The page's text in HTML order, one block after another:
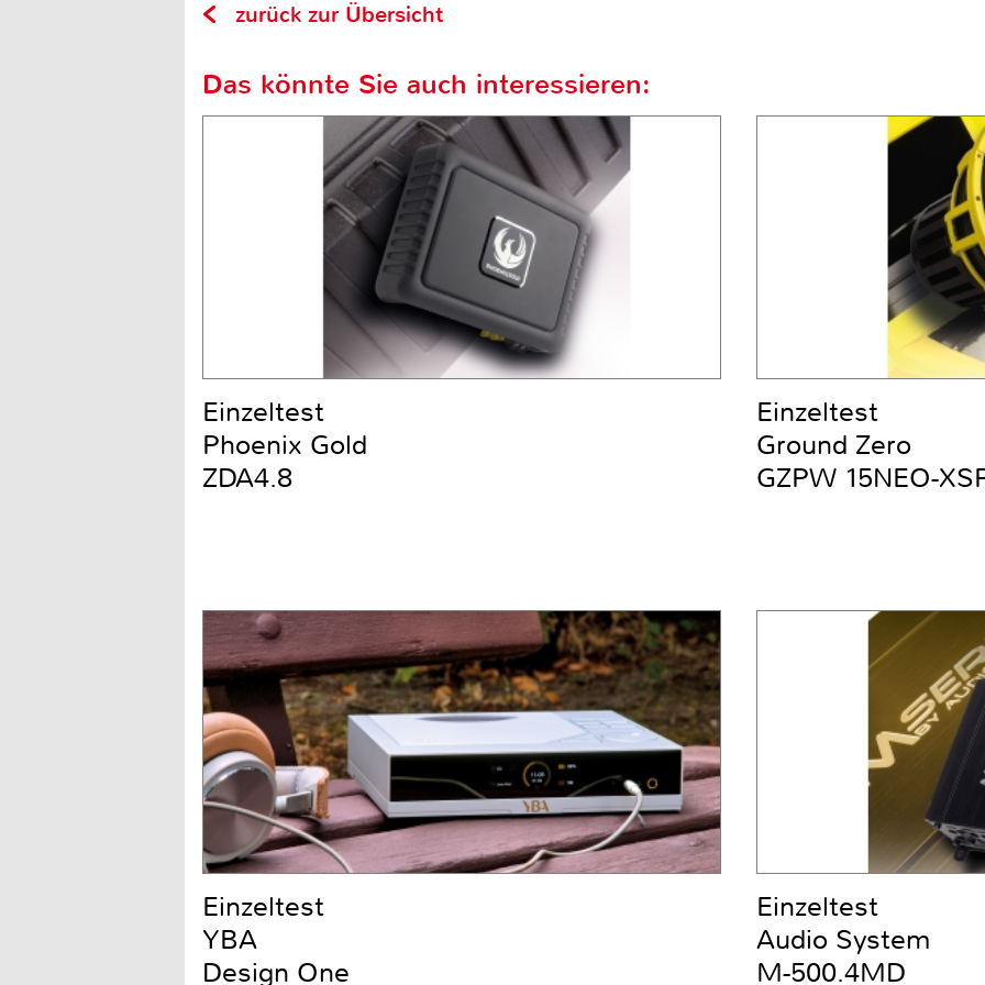
zurück zur Übersicht
Das könnte Sie auch interessieren:
Einzeltest
Phoenix Gold
ZDA4.8
Einzeltest
Ground Zero
GZPW 15NEO-
Einzeltest
YBA
Design One
Einzeltest
Audio System
M-500.4MD